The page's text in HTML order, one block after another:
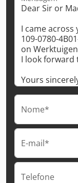
Nome*
E-mail*
Telefone